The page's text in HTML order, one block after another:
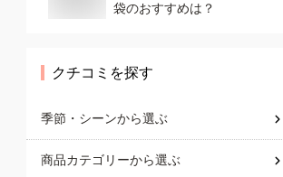
袋のおすすめは？
クチコミを探す
季節・シーンから選ぶ
商品カテゴリーから選ぶ